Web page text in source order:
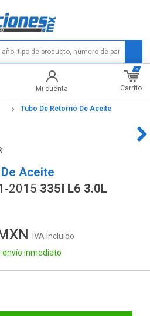
Mi cuenta Carrito
0
Tubo De Retorno De Aceite
Aceite
2015 335I L6 3.0L
IVA Incluido
envío inmediato